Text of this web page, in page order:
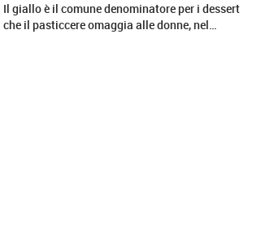
Il giallo è il comune denominatore per i dessert
che il pasticcere omaggia alle donne, nel…